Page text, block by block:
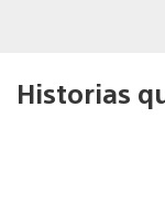
Historias